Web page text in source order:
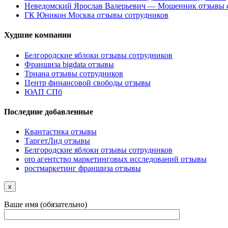
Неведомский Ярослав Валерьевич — Мошенник отзывы
ГК Юникон Москва отзывы сотрудников
Худшие компании
Белгородские яблоки отзывы сотрудников
Франшиза bigdata отзывы
Триана отзывы сотрудников
Центр финансовой свободы отзывы
ЮАП СПб
Последние добавленные
Квантастика отзывы
ТаргетЛид отзывы
Белгородские яблоки отзывы сотрудников
oro агентство маркетинговых исследований отзывы
ростмаркетинг франшиза отзывы
x
Ваше имя (обязательно)